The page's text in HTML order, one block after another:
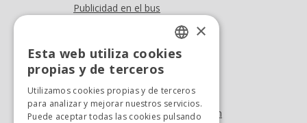
Publicidad en el bus
Oficina At. al cliente
Tel. +34 976 900 085
Tel. +34 900 923 181
info.zaragoza@avanzagrupo.com
SPANISH
×
Esta web utiliza cookies
propias y de terceros
Utilizamos cookies propias y de terceros
para analizar y mejorar nuestros servicios.
Puede aceptar todas las cookies pulsando